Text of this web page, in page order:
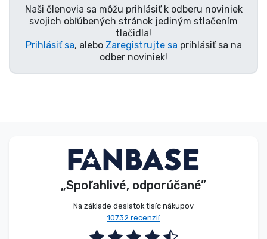
Naši členovia sa môžu prihlásiť k odberu noviniek
svojich obľúbených stránok jediným stlačením
tlačidla!
Prihlásiť sa, alebo Zaregistrujte sa prihlásiť sa na
odber noviniek!
„Spoľahlivé, odporúčané”
Na základe desiatok tisíc nákupov
10732 recenzií
Značky